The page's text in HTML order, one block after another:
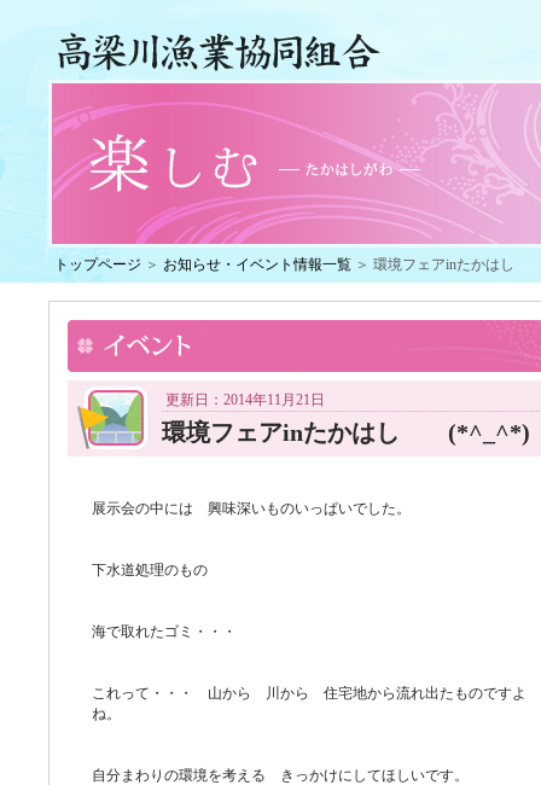
トップページ ＞ お知らせ・イベント情報一覧 ＞ 環境フェアinたかはし
更新日：2014年11月21日
環境フェアinたかはし (*^_^*)
展示会の中には 興味深いものいっぱいでした。
下水道処理のもの
海で取れたゴミ・・・
これって・・・ 山から 川から 住宅地から流れ出たものですよ
ね。
自分まわりの環境を考える きっかけにしてほしいです。